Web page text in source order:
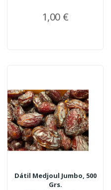
1,00 €
Dátil Medjoul Jumbo, 500
Grs.